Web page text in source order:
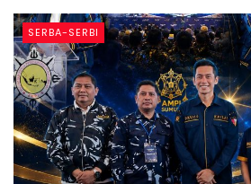
SERBA-SERBI